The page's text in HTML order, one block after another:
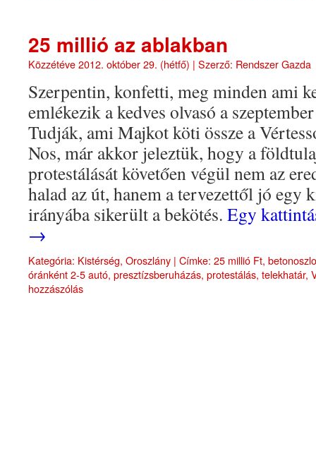
25 millió az ablakban
Közzétéve2012. október 29. (hétfő) | Szerző: Rendszer Gazda
Szerpentin, konfetti, meg minden ami
emlékezik a kedves olvasó a
Tudják, ami Majkot köti össze a
Nos, már akkor jeleztük, hogy a
protestálását követően végül nem az
halad az út, hanem a tervezettől jó egy
irányába sikerült a bekötés. Egy
→
Kategória: Kistérség, Oroszlány | Címke: 25 millió Ft,
óránként 2-5 autó, presztízsberuházás, protestálás, telekhatár,
hozzászólás